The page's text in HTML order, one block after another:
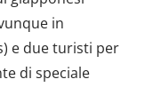
in
e due turisti per
di speciale